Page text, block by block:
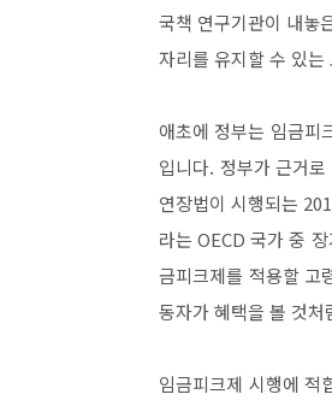
국책 연구기관이 내놓
자리를 유지할 수 있
애초에 정부는 임금피
입니다. 정부가 근거
연장법이 시행되는
라는 OECD 국가 중
금피크제를 적용할 고
동자가 혜택을 볼 것
임금피크제 시행에 적